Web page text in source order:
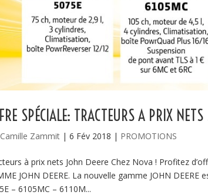
SPÉCIALE: TRACTEURS A PRIX
Camille Zammit |6 Fév 2018 | PROMOTIONS
à prix nets John Deere Chez Nova ! Profitez
JOHN DEERE. La nouvelle gamme JOHN
– 6105MC – 6110M...